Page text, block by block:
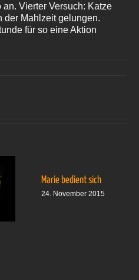
Vierter Versuch: Katze
der Mahlzeit gelungen.
für so eine Aktion
geladen zu werden.
Mehr Informationen
finden Sie unter
Marie bedient sich
24. November 2015